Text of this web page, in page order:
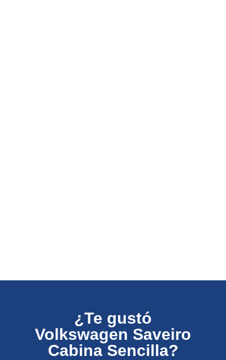
¿Te gustó
Volkswagen Saveiro
Cabina Sencilla?